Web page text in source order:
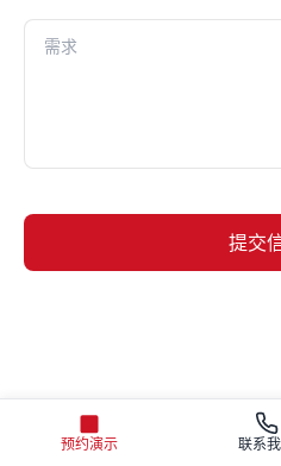
预约演示 联系
提交
或预